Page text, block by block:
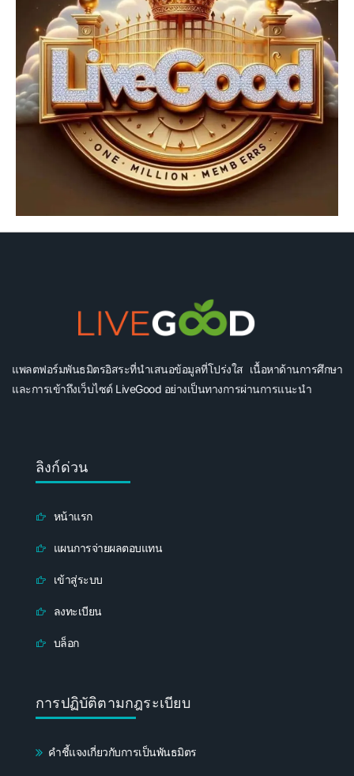
แพลตฟอร์มพันธมิตรอิสระที่นำเสนอข้อมูลที่โปร่งใส เนื้อหาด้านการศึกษา
และการเข้าถึงเว็บไซต์ LiveGood อย่างเป็นทางการผ่านการแนะนำ
ลิงก์ด่วน
หน้าแรก
แผนการจ่ายผลตอบแทน
เข้าสู่ระบบ
ลงทะเบียน
บล็อก
การปฏิบัติตามกฎระเบียบ
คำชี้แจงเกี่ยวกับการเป็นพันธมิตร